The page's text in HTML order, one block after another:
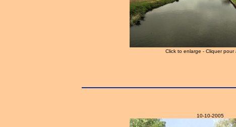
Click to enlarge - Cliquer pour
10-10-2005